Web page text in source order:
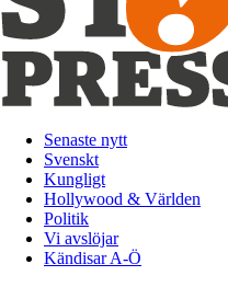
Senaste nytt
Svenskt
Kungligt
Hollywood & Världen
Politik
Vi avslöjar
Kändisar A-Ö